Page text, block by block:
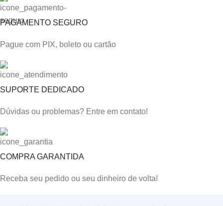
PAGAMENTO SEGURO
Pague com PIX, boleto ou cartão
SUPORTE DEDICADO
Dúvidas ou problemas? Entre em contato!
COMPRA GARANTIDA
Receba seu pedido ou seu dinheiro de volta!